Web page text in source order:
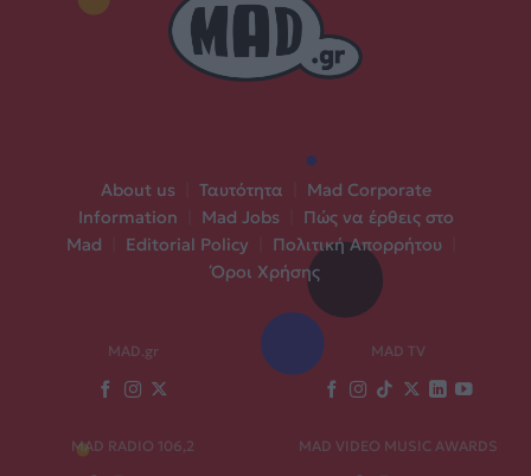
About us Ταυτότητα
Mad Corporate
Information
Mad Jobs
Πώς να έρθεις στο
Mad
Editorial Policy Πολιτική Απορρήτου
Όροι Χρήσης
MAD.gr MAD TV
MAD RADIO 106,2 MAD VIDEO MUSIC AWARDS